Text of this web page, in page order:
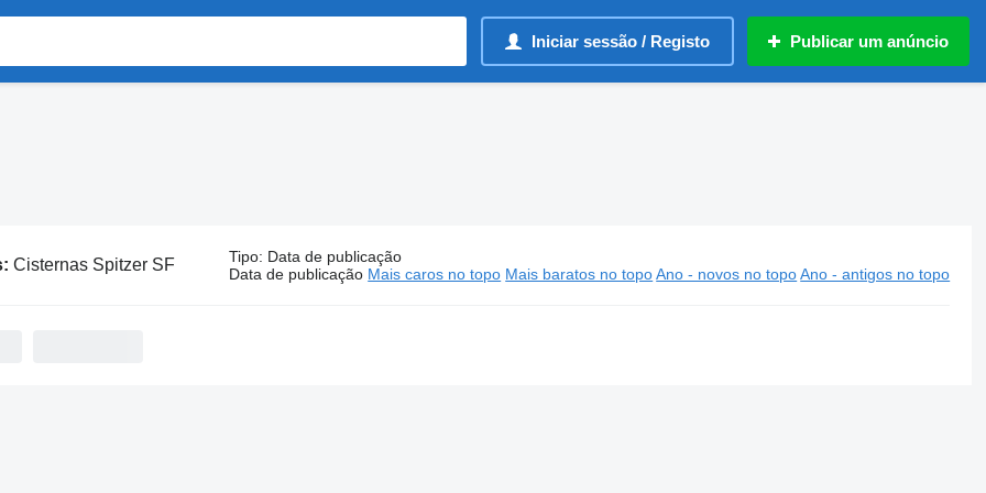
Iniciar sessão / Registo Publicar um anúncio
Cisternas Spitzer SF Tipo: Data de publicação
Data de publicação Mais caros no topo Mais baratos no topo Ano - novos no topo Ano - antigos no topo